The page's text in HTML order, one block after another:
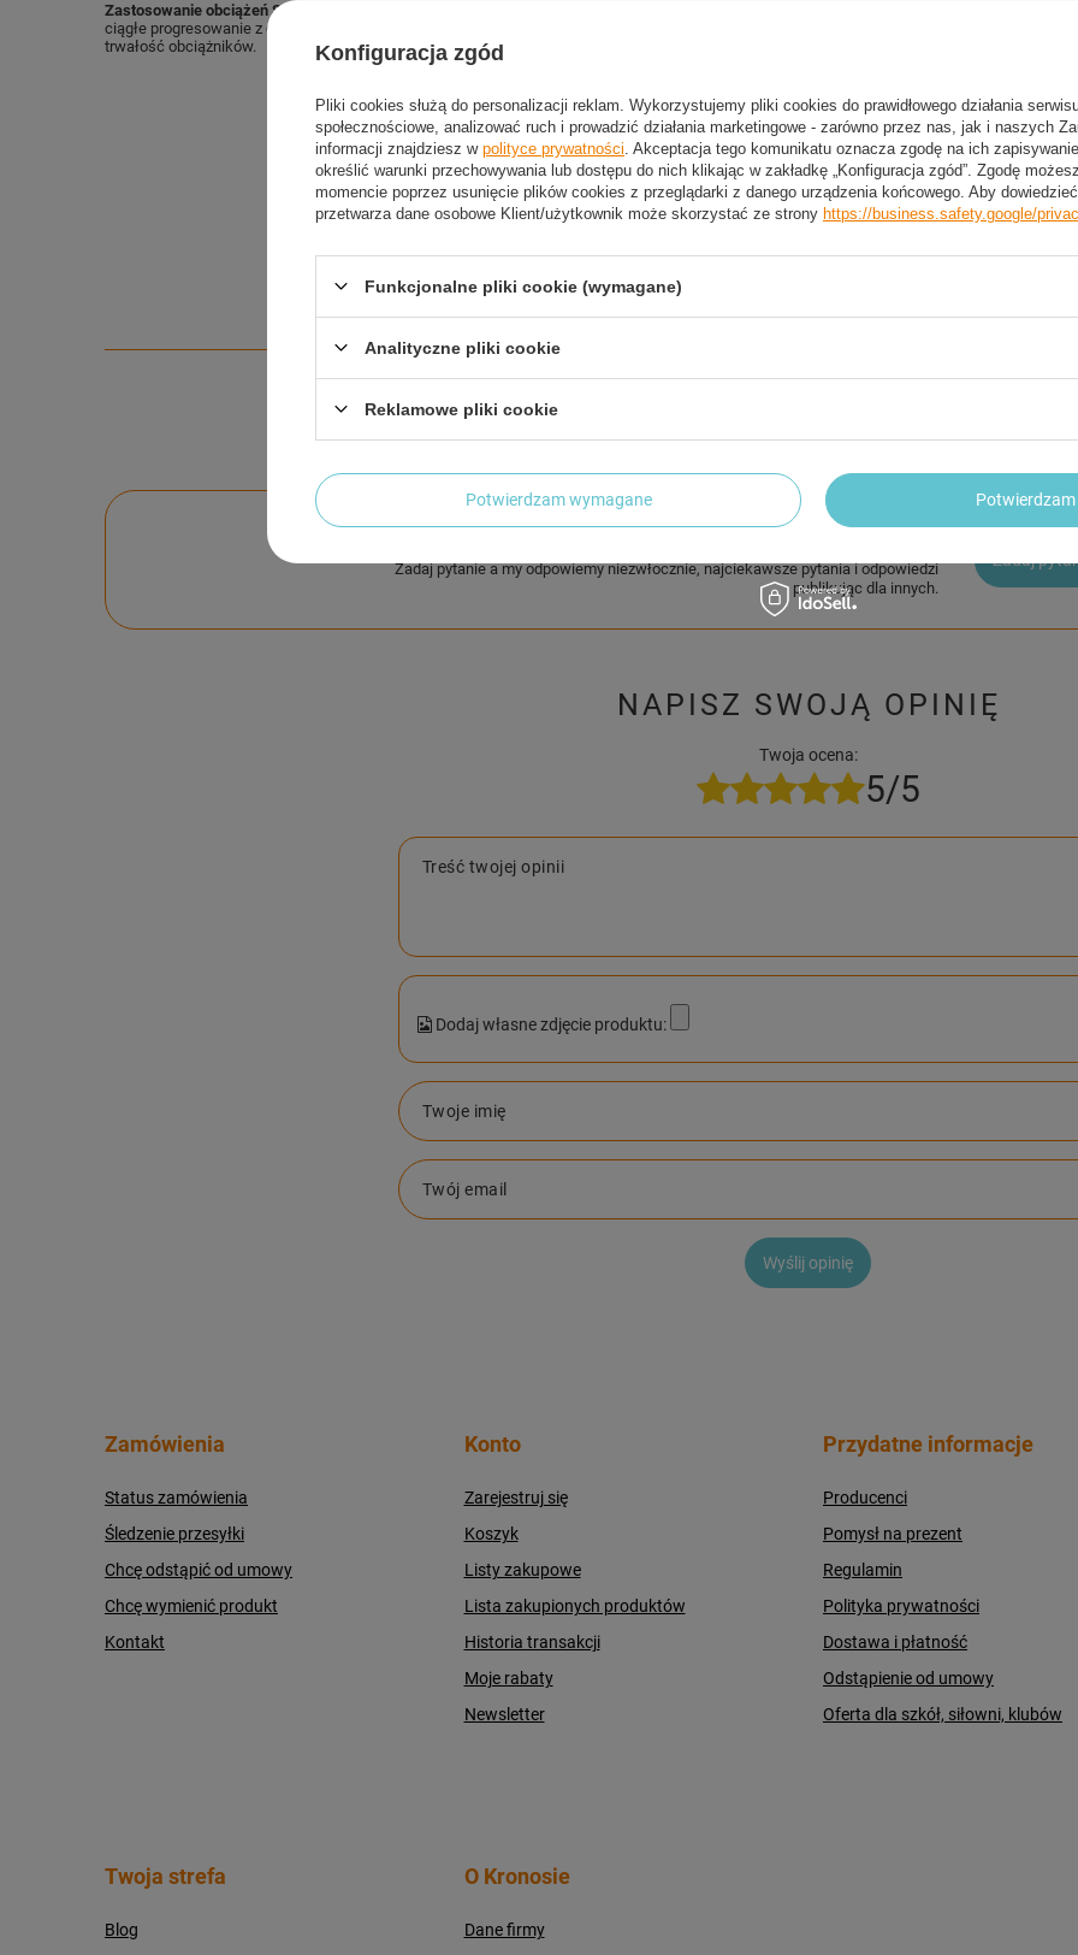
Zastosowanie obciążeń SINIS
ciągłe progresowanie z ciężarem. Dzięki wykorzystaniu żeliwa są bardzo odporne na uszkodzenia i odkształcenia, co zwiększa
trwałość obciążników.
Potrzebujesz pomocy? Masz pytania?
Zadaj pytanie a my odpowiemy niezwłocznie, najciekawsze pytania i odpowiedzi
publikując dla innych.
Zadaj
NAPISZ SWOJĄ OPINIĘ
Twoja ocena:
5/5
Treść twojej opinii
Dodaj własne zdjęcie produktu:
Twoje imię
Twój email
Wyślij opinię
Zamówienia
Status zamówienia
Śledzenie przesyłki
Chcę odstąpić od umowy
Chcę wymienić produkt
Kontakt
Konto
Zarejestruj się
Koszyk
Listy zakupowe
Lista zakupionych produktów
Historia transakcji
Moje rabaty
Newsletter
Przydatne informacje
Producenci
Pomysł na prezent
Regulamin
Polityka prywatności
Dostawa i płatność
Odstąpienie od umowy
Oferta dla szkół, siłowni, klubów
Twoja strefa
Blog
O Kronosie
Dane firmy
Konfiguracja zgód
Pliki cookies służą do personalizacji reklam. Wykorzystujemy pliki cookies do prawidłowego działania
społecznościowe, analizować ruch i prowadzić działania marketingowe - zarówno przez nas, jak i naszych
informacji znajdziesz w polityce prywatności . Akceptacja tego komunikatu oznacza zgodę na ich
określić warunki przechowywania lub dostępu do nich klikając w zakładkę „Konfiguracja zgód”. Zgodę
momencie poprzez usunięcie plików cookies z przeglądarki z danego urządzenia końcowego. Aby
przetwarza dane osobowe Klient/użytkownik może skorzystać ze strony https://business.safety.google/
Funkcjonalne pliki cookie (wymagane)
Analityczne pliki cookie
Reklamowe pliki cookie
Potwierdzam wymagane